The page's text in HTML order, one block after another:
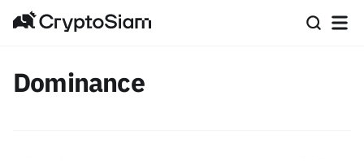
Dominance